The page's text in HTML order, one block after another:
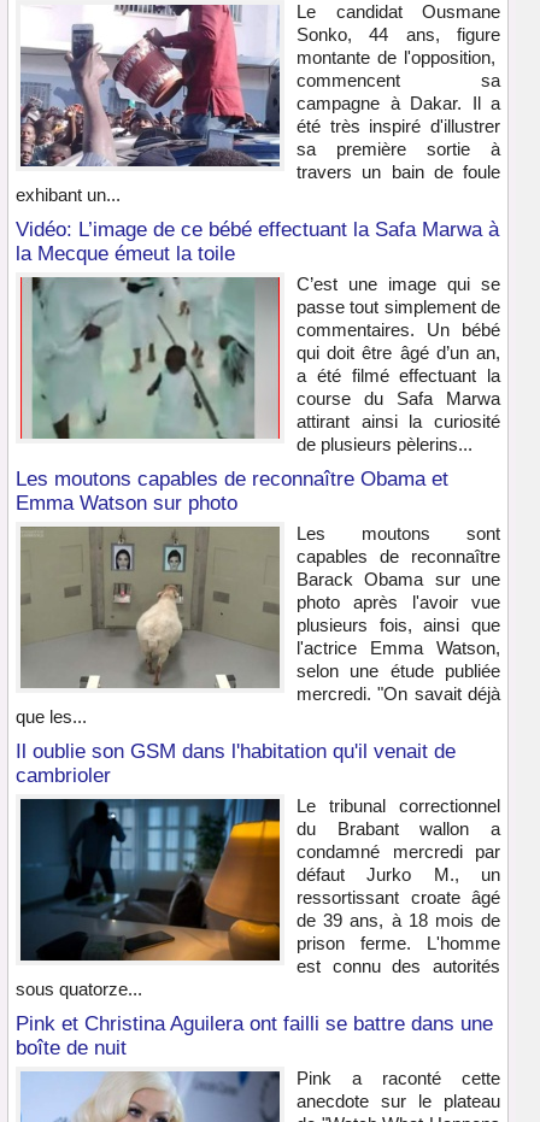
Le candidat Ousmane
Sonko, 44 ans, figure
montante de l'opposition,
commencent sa
campagne à Dakar. Il a
été très inspiré d'illustrer
sa première sortie à
travers un bain de foule
exhibant un...
Vidéo: L’image de ce bébé effectuant la Safa Marwa à
la Mecque émeut la toile
C’est une image qui se
passe tout simplement de
commentaires. Un bébé
qui doit être âgé d’un an,
a été filmé effectuant la
course du Safa Marwa
attirant ainsi la curiosité
de plusieurs pèlerins...
Les moutons capables de reconnaître Obama et
Emma Watson sur photo
Les moutons sont
capables de reconnaître
Barack Obama sur une
photo après l'avoir vue
plusieurs fois, ainsi que
l'actrice Emma Watson,
selon une étude publiée
mercredi. "On savait déjà
que les...
Il oublie son GSM dans l'habitation qu'il venait de
cambrioler
Le tribunal correctionnel
du Brabant wallon a
condamné mercredi par
défaut Jurko M., un
ressortissant croate âgé
de 39 ans, à 18 mois de
prison ferme. L'homme
est connu des autorités
sous quatorze...
Pink et Christina Aguilera ont failli se battre dans une
boîte de nuit
Pink a raconté cette
anecdote sur le plateau